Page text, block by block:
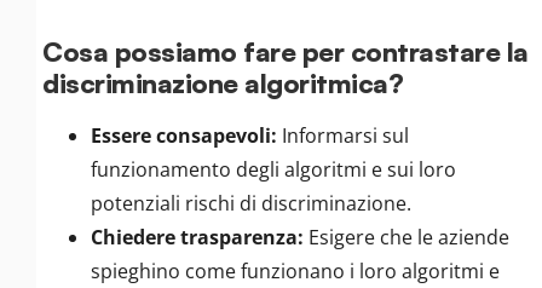
Cosa possiamo fare per contrastare la
discriminazione algoritmica?
Essere consapevoli: Informarsi sul
funzionamento degli algoritmi e sui loro
potenziali rischi di discriminazione.
Chiedere trasparenza: Esigere che le aziende
spieghino come funzionano i loro algoritmi e